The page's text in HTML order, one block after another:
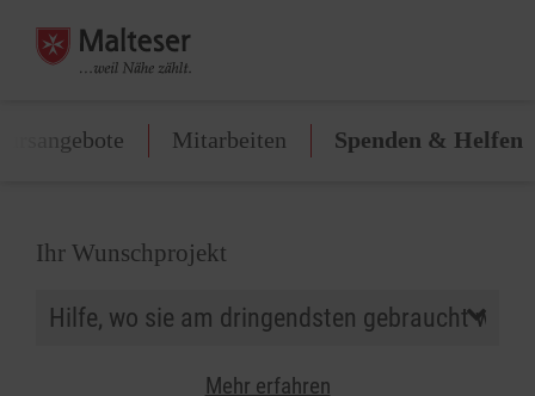
Mitarbeiten Spenden & Helfen
Ihr Wunschprojekt
Mehr erfahren